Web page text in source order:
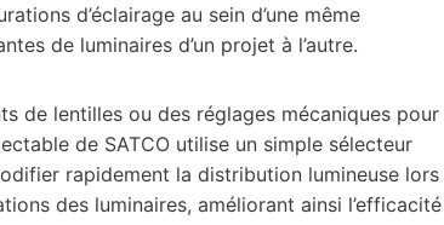
d’éclairage au sein d’une même
de luminaires d’un projet à l’autre.
de lentilles ou des réglages mécaniques pour
de SATCO utilise un simple sélecteur
rapidement la distribution lumineuse lors
des luminaires, améliorant ainsi l’efficacité